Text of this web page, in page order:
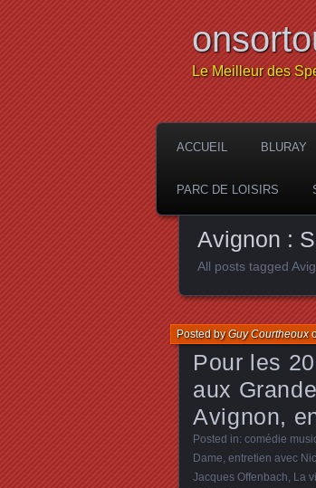
Le Meilleur des
ACCUEIL BLURAY
PARC DE LOISIRS
Avignon :
All posts tagged
Pour les
aux
Avignon,
Posted byGuy Courtheoux
Posted in: comédie
Dame entretien avec
Jacques Offenbach La